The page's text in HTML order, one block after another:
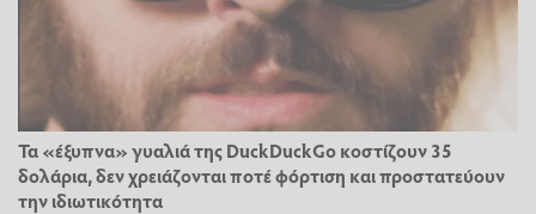
Τα «έξυπνα» γυαλιά της DuckDuckGo κοστίζουν 35
δολάρια, δεν χρειάζονται ποτέ φόρτιση και προστατεύουν
την ιδιωτικότητα